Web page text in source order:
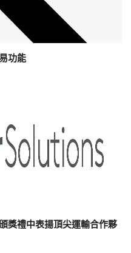
功能
獎禮中表揚頂尖運輸合作夥